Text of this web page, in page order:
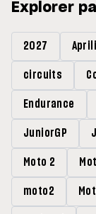
Explorer
2027
circuits
Endurance
JuniorGP
Moto 2
moto2